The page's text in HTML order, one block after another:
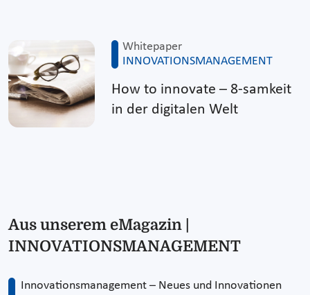
Whitepaper
INNOVATIONSMANAGEMENT
How to innovate – 8-samkeit
in der digitalen Welt
Aus unserem eMagazin |
INNOVATIONSMANAGEMENT
Innovationsmanagement – Neues und Innovationen